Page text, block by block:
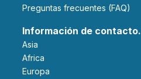
Preguntas frecuentes (FAQ)
Información de contacto.
Asia
Africa
Europa